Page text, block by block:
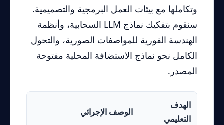
وتكاملها مع بيئات العمل البرمجية والتصميمية.
سنقوم بتفكيك نماذج LLM السحابية، وأنظمة
الهندسة الفورية للمواصفات الصورية، والتحول
الكامل نحو نماذج الاستضافة المحلية مفتوحة
المصدر.
الهدف
التعليمي
الوصف الإجرائي